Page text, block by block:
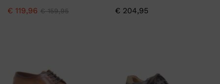
€ 119,96 €159,95 € 204,95